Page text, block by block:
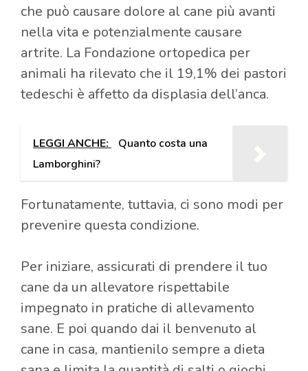
che può causare dolore al cane più avanti
nella vita e potenzialmente causare
artrite. La Fondazione ortopedica per
animali ha rilevato che il 19,1% dei pastori
tedeschi è affetto da displasia dell’anca.
LEGGI ANCHE: Quanto costa una
Lamborghini?
Fortunatamente, tuttavia, ci sono modi per
prevenire questa condizione.
Per iniziare, assicurati di prendere il tuo
cane da un allevatore rispettabile
impegnato in pratiche di allevamento
sane. E poi quando dai il benvenuto al
cane in casa, mantienilo sempre a dieta